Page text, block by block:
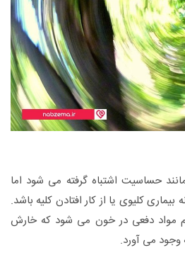
حساسیت اشتباه گرفته می شود اما
کلیوی یا از کار افتادن کلیه باشد.
مواد دفعی در خون می شود که خارش
می آورد.